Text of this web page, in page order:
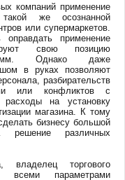
компаний применение
такой же осознанной
или супермаркетов.
оправдать применение
свою позицию
Однако даже
в руках позволяют
разбирательств
или конфликтов с
расходы на установку
магазина. К тому
бизнесу большой
различных
владелец торгового
всеми параметрами